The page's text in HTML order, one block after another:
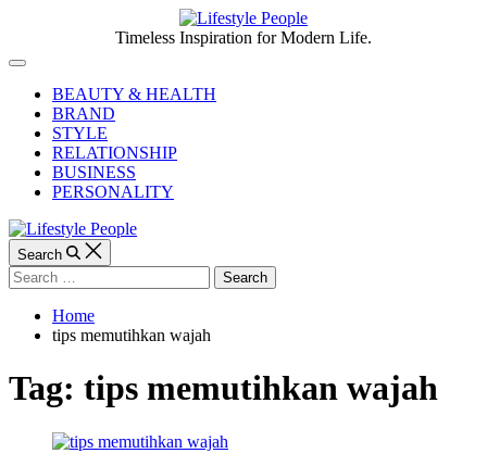
content
People
Timeless Inspiration for Modern Life.
Off
CanvasBEAUTY & HEALTH
BRAND
STYLE
RELATIONSHIP
BUSINESS
PERSONALITY
Search
Search
for:
Home
tips memutihkan wajah
Tag: tips memutihkan wajah